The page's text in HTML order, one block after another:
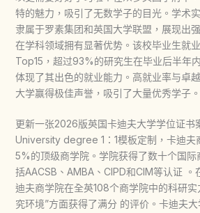
特的魅力，吸引了无数学子的目光。学术
隶属于罗素集团和英国大学联盟，展现出
在学科领域拥有显著优势。该校毕业生就
Top15，超过93%的研究生在毕业后半年
体现了其出色的就业能力。高就业率与卓
大学赢得极佳声誉，吸引了大量优秀学子。
更新一张2026版英国卡迪夫大学学位证书
University degree 1：1模板定制，卡迪夫
5%的顶级商学院。学院获得了数十个国际
括AACSB、AMBA、CIPD和CIM等认证 。
迪夫商学院在全英108个商学院中的科研
究环境”方面获得了满分 的评价。卡迪夫